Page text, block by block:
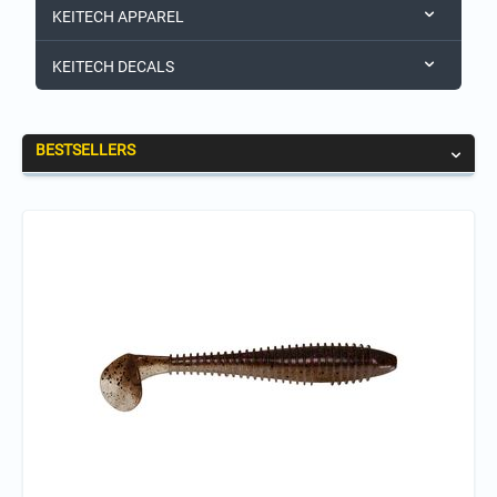
KEITECH APPAREL
KEITECH DECALS
BESTSELLERS